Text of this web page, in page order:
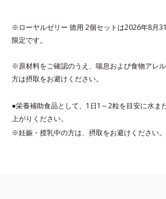
※ローヤルゼリー 徳用 2個セットは2026年8月
限定です。
※原材料をご確認のうえ、喘息および食物アレ
方は摂取をお避けください。
●栄養補助食品として、1日1～2粒を目安に水ま
上がりください。
※妊娠・授乳中の方は、摂取をお避けください。